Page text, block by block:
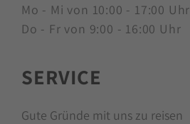
Mo - Mi von 10:00 - 17:00 Uhr
Do - Fr von 9:00 - 16:00 Uhr
SERVICE
Gute Gründe mit uns zu reisen